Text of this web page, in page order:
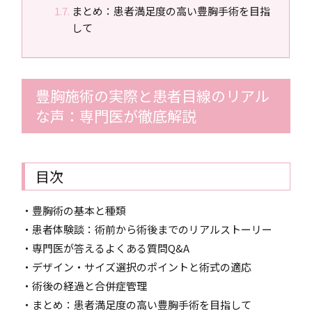
まとめ：患者満足度の高い豊胸手術を目指
して
豊胸施術の実際と患者目線のリアル
な声：専門医が徹底解説
目次
・豊胸術の基本と種類
・患者体験談：術前から術後までのリアルストーリー
・専門医が答えるよくある質問Q&A
・デザイン・サイズ選択のポイントと術式の適応
・術後の経過と合併症管理
・まとめ：患者満足度の高い豊胸手術を目指して